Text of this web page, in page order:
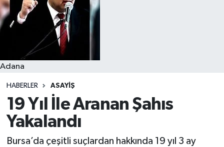
Adana
HABERLER ASAYIŞ
19 Yıl İle Aranan Şahıs
Yakalandı
Bursa’da çeşitli suçlardan hakkında 19 yıl 3 ay
Resmi İlanlar